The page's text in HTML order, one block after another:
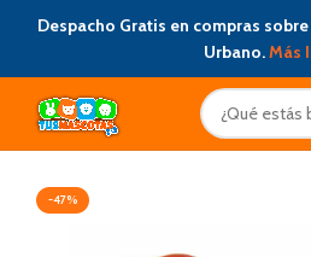
Despacho Gratis en compras
Urbano.Más
-47%